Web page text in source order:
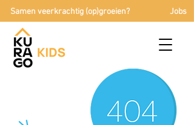
Samen veerkrachtig (op)groeien? Jobs